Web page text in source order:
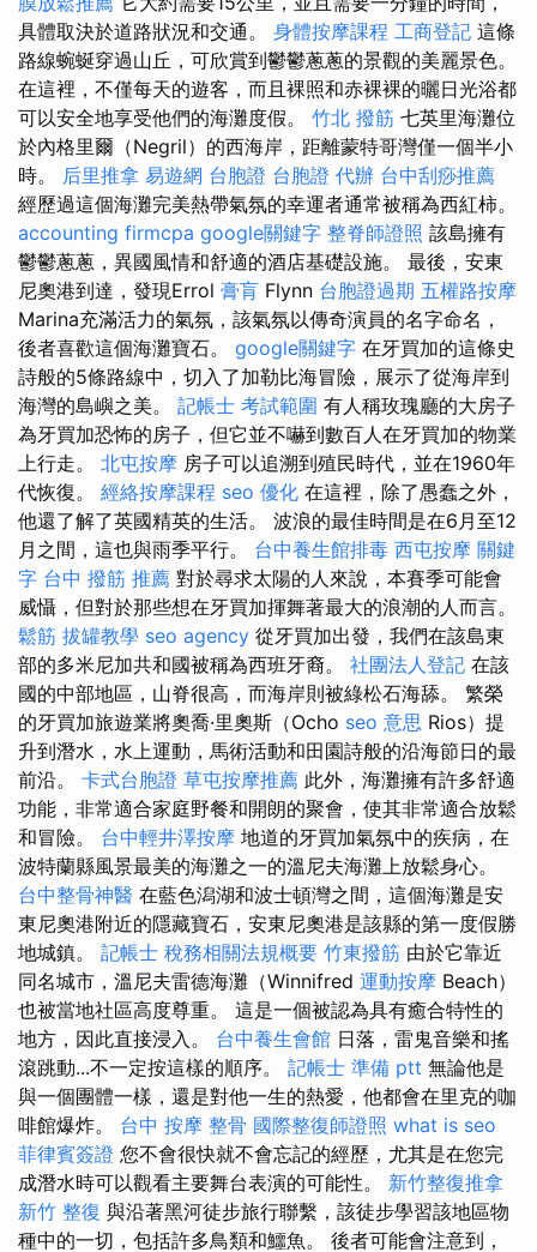
具體取決於道路狀況和交通。 身體按摩課程 工商登記 這條
路線蜿蜒穿過山丘，可欣賞到鬱鬱蔥蔥的景觀的美麗景色。
在這裡，不僅每天的遊客，而且裸照和赤裸裸的曬日光浴都
可以安全地享受他們的海灘度假。 竹北 撥筋 七英里海灘位
於內格里爾（Negril）的西海岸，距離蒙特哥灣僅一個半小
時。 后里推拿 易遊網 台胞證 台胞證 代辦 台中刮痧推薦
經歷過這個海灘完美熱帶氣氛的幸運者通常被稱為西紅柿。
accounting firmcpa google關鍵字 整脊師證照 該島擁有
鬱鬱蔥蔥，異國風情和舒適的酒店基礎設施。 最後，安東
尼奧港到達，發現Errol 膏肓 Flynn 台胞證過期 五權路按摩
Marina充滿活力的氣氛，該氣氛以傳奇演員的名字命名，
後者喜歡這個海灘寶石。 google關鍵字 在牙買加的這條史
詩般的5條路線中，切入了加勒比海冒險，展示了從海岸到
海灣的島嶼之美。 記帳士 考試範圍 有人稱玫瑰廳的大房子
為牙買加恐怖的房子，但它並不嚇到數百人在牙買加的物業
上行走。 北屯按摩 房子可以追溯到殖民時代，並在1960年
代恢復。 經絡按摩課程 seo 優化 在這裡，除了愚蠢之外，
他還了解了英國精英的生活。 波浪的最佳時間是在6月至12
月之間，這也與雨季平行。 台中養生館排毒 西屯按摩 關鍵
字 台中 撥筋 推薦 對於尋求太陽的人來說，本賽季可能會
威懾，但對於那些想在牙買加揮舞著最大的浪潮的人而言。
鬆筋 拔罐教學 seo agency 從牙買加出發，我們在該島東
部的多米尼加共和國被稱為西班牙裔。 社團法人登記 在該
國的中部地區，山脊很高，而海岸則被綠松石海舔。 繁榮
的牙買加旅遊業將奧喬·里奧斯（Ocho seo 意思 Rios）提
升到潛水，水上運動，馬術活動和田園詩般的沿海節日的最
前沿。 卡式台胞證 草屯按摩推薦 此外，海灘擁有許多舒適
功能，非常適合家庭野餐和開朗的聚會，使其非常適合放鬆
和冒險。 台中輕井澤按摩 地道的牙買加氣氛中的疾病，在
波特蘭縣風景最美的海灘之一的溫尼夫海灘上放鬆身心。
台中整骨神醫 在藍色潟湖和波士頓灣之間，這個海灘是安
東尼奧港附近的隱藏寶石，安東尼奧港是該縣的第一度假勝
地城鎮。 記帳士 稅務相關法規概要 竹東撥筋 由於它靠近
同名城市，溫尼夫雷德海灘（Winnifred 運動按摩 Beach）
也被當地社區高度尊重。 這是一個被認為具有癒合特性的
地方，因此直接浸入。 台中養生會館 日落，雷鬼音樂和搖
滾跳動...不一定按這樣的順序。 記帳士 準備 ptt 無論他是
與一個團體一樣，還是對他一生的熱愛，他都會在里克的咖
啡館爆炸。 台中 按摩 整骨 國際整復師證照 what is seo
菲律賓簽證 您不會很快就不會忘記的經歷，尤其是在您完
成潛水時可以觀看主要舞台表演的可能性。 新竹整復推拿
新竹 整復 與沿著黑河徒步旅行聯繫，該徒步學習該地區物
種中的一切，包括許多鳥類和鱷魚。 後者可能會注意到，